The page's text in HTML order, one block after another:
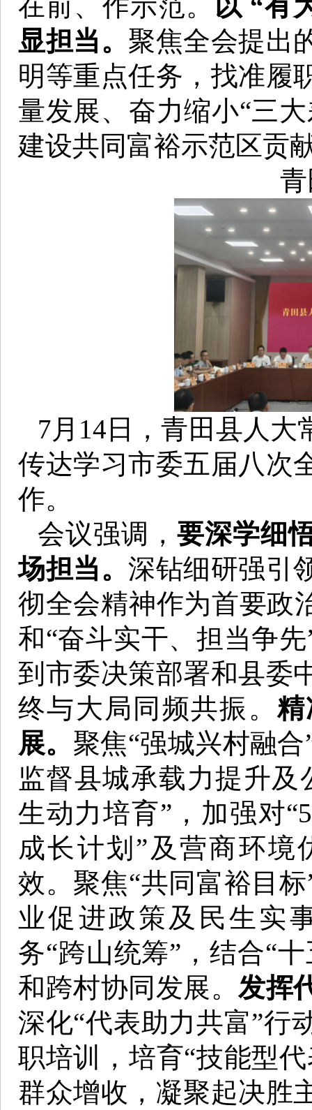
显担当。 聚焦全会提出
明等重点任务，找准履
量发展、奋力缩小“三
建设共同富裕示范区贡
7月14日，青田县人大
传达学习市委五届八次
作。
会议强调，要深学细
场担当。深钻细研强引
彻全会精神作为首要政
和“奋斗实干、担当争
到市委决策部署和县委
终与大局同频共振。精
展。 聚焦“强城兴村融
监督县城承载力提升
生动力培育”，加强对
成长计划”及营商环境
效。聚焦“共同富裕目
业促进政策及民生实
务“跨山统筹”，结合“
和跨村协同发展。发挥
深化“代表助力共富”行
职培训，培育“技能型
群众增收，凝聚起决胜